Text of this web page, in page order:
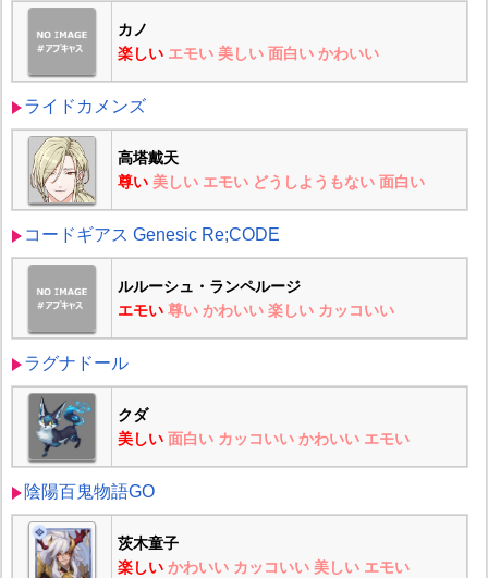
カノ
楽しい エモい 美しい 面白い かわいい
ライドカメンズ
高塔戴天
尊い 美しい エモい どうしようもない 面白い
コードギアス Genesic Re;CODE
ルルーシュ・ランペルージ
エモい 尊い かわいい 楽しい カッコいい
ラグナドール
クダ
美しい 面白い カッコいい かわいい エモい
陰陽百鬼物語GO
茨木童子
楽しい かわいい カッコいい 美しい エモい